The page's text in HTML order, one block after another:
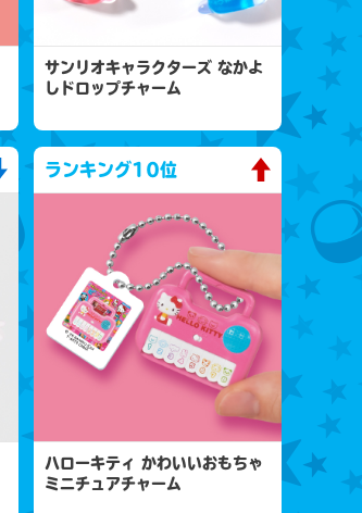
サンリオキャラクターズ なかよ
しドロップチャーム
ランキング10位
ハローキティ かわいいおもちゃ
ミニチュアチャーム